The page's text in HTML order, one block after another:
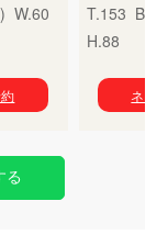
) W.60
T.153
H.88
ネッ
る